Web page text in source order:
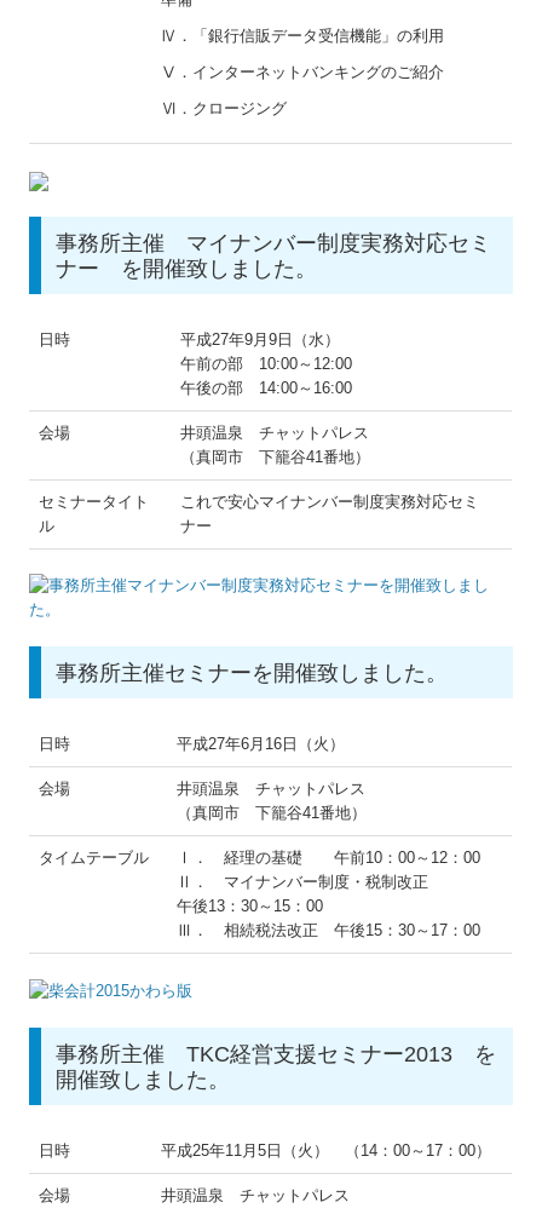
Ⅳ．「銀行信販データ受信機能」の利用
Ⅴ．インターネットバンキングのご紹介
Ⅵ．クロージング
事務所主催 マイナンバー制度実務対応セミ
ナー を開催致しました。
日時
平成27年9月9日（水）
午前の部 10:00～12:00
午後の部 14:00～16:00
会場
井頭温泉 チャットパレス
（真岡市 下籠谷41番地）
セミナータイト
ル
これで安心マイナンバー制度実務対応セミ
ナー
事務所主催セミナーを開催致しました。
日時 平成27年6月16日（火）
会場
井頭温泉 チャットパレス
（真岡市 下籠谷41番地）
タイムテーブル
Ⅰ． 経理の基礎 午前10：00～12：00
Ⅱ． マイナンバー制度・税制改正
午後13：30～15：00
Ⅲ． 相続税法改正 午後15：30～17：00
事務所主催 TKC経営支援セミナー2013 を
開催致しました。
日時 平成25年11月5日（火） （14：00～17：00）
会場
井頭温泉 チャットパレス